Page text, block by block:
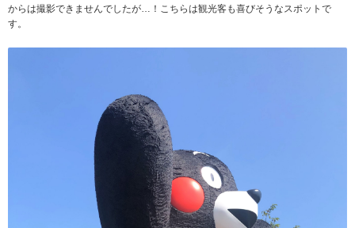
からは撮影できませんでしたが…！こちらは観光客も喜びそうなスポットで
す。